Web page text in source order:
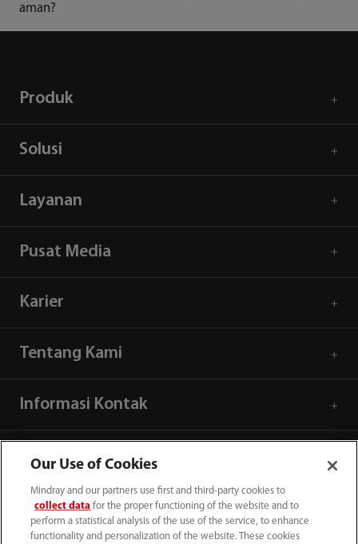
aman?
Produk
Solusi
Layanan
Pusat Media
Karier
Tentang Kami
Informasi Kontak
Our Use of Cookies
Mindray and our partners use first and third-party cookies to
collect data for the proper functioning of the website and to
perform a statistical analysis of the use of the service, to enhance
functionality and personalization of the website. These cookies